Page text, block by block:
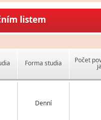
listem
Forma studia Počet
Denní